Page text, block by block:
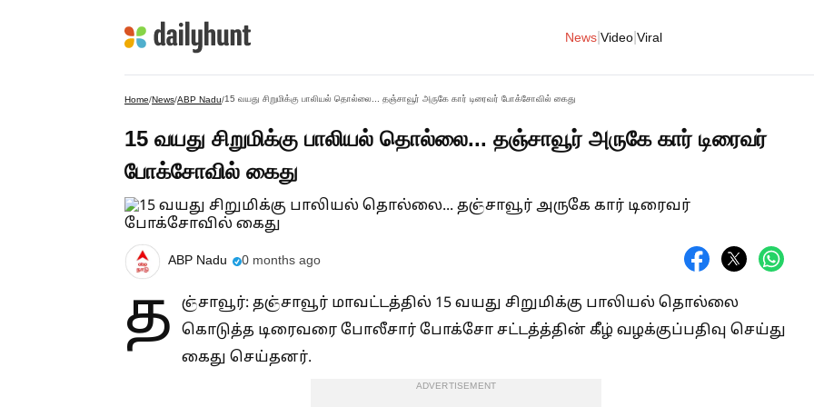
News Video Viral
Home/News/ABP Nadu/15 வயது சிறுமிக்கு பாலியல் தொல்லை... தஞ்சாவூர் அருகே கார் டிரைவர் போக்சோவில் கைது
15 வயது சிறுமிக்கு பாலியல் தொல்லை... தஞ்சாவூர் அருகே கார் டிரைவர்
போக்சோவில் கைது
ABP Nadu 0 months ago
த
ஞ்சாவூர்: தஞ்சாவூர் மாவட்டத்தில் 15 வயது சிறுமிக்கு பாலியல் தொல்லை
கொடுத்த டிரைவரை போலீசார் போக்சோ சட்டத்த்தின் கீழ் வழக்குப்பதிவு செய்து
கைது செய்தனர்.
ADVERTISEMENT